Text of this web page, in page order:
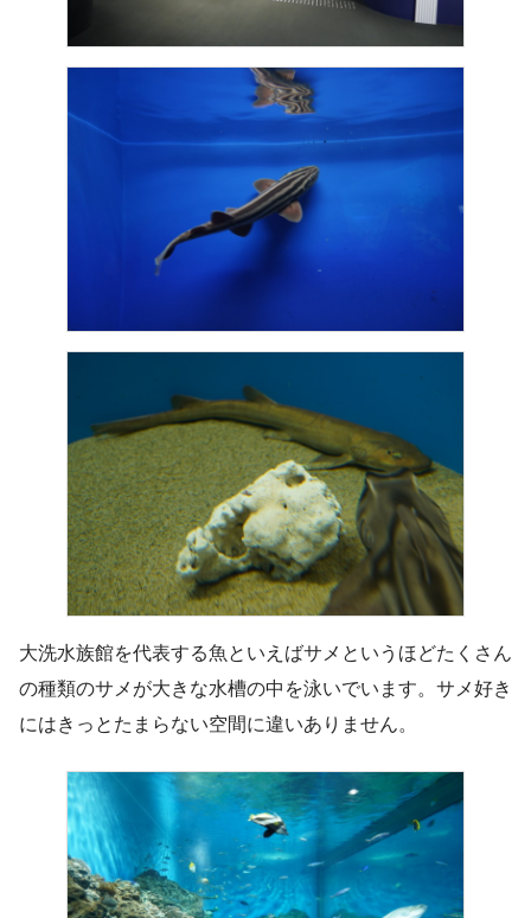
大洗水族館を代表する魚といえばサメというほどたくさん
の種類のサメが大きな水槽の中を泳いでいます。サメ好き
にはきっとたまらない空間に違いありません。